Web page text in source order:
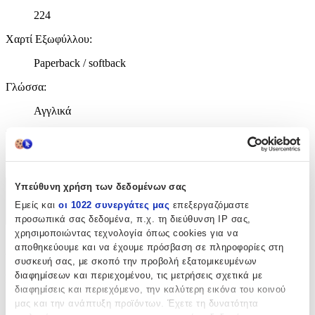
Υπεύθυνη χρήση των δεδομένων σας
Εμείς και οι 1022 συνεργάτες μας επεξεργαζόμαστε
προσωπικά σας δεδομένα, π.χ. τη διεύθυνση IP σας,
χρησιμοποιώντας τεχνολογία όπως cookies για να
αποθηκεύουμε και να έχουμε πρόσβαση σε πληροφορίες στη
συσκευή σας, με σκοπό την προβολή εξατομικευμένων
διαφημίσεων και περιεχομένου, τις μετρήσεις σχετικά με
διαφημίσεις και περιεχόμενο, την καλύτερη εικόνα του κοινού
μας και την ανάπτυξη προϊόντων. Έχετε τη δυνατότητα
224
Χαρτί Εξωφύλλου:
Paperback / softback
Γλώσσα:
Αγγλικά
ISBN
9781785859168
Χαρακτηριστικά
+
Χαρακτηριστικά
Συγγραφέας:
Jay